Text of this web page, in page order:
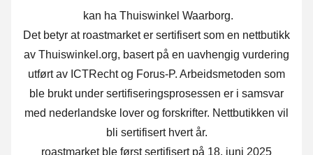
kan ha Thuiswinkel Waarborg.
Det betyr at roastmarket er sertifisert som en nettbutikk
av Thuiswinkel.org, basert på en uavhengig vurdering
utført av ICTRecht og Forus-P. Arbeidsmetoden som
ble brukt under sertifiseringsprosessen er i samsvar
med nederlandske lover og forskrifter. Nettbutikken vil
bli sertifisert hvert år.
roastmarket ble først sertifisert på 18. juni 2025